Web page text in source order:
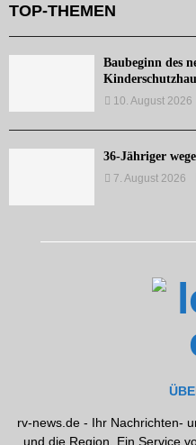
TOP-THEMEN
Baubeginn des
10. August 2026
36-Jähriger
7. August 2026
rv-news.de - Ihr Nachrichten-
und die Region. Ein Service